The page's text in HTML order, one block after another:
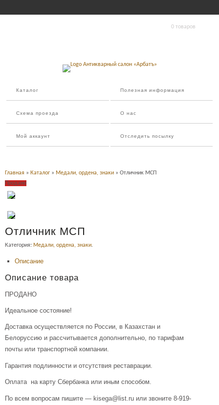
0 товаров
Каталог Полезная информация
Схема проезда О нас
Мой аккаунт Отследить посылку
Главная » Каталог » Медали, ордена, знаки » Отличник МСП
Продано
Отличник МСП
Категория: Медали, ордена, знаки.
Описание
Описание товара
ПРОДАНО
Идеальное состояние!
Доставка осуществляется по России, в Казахстан и
Белоруссию и рассчитывается дополнительно, по тарифам
почты или транспортной компании.
Гарантия подлинности и отсутствия реставрации.
Оплата на карту Сбербанка или иным способом.
По всем вопросам пишите — kisega@list.ru или звоните 8-919-